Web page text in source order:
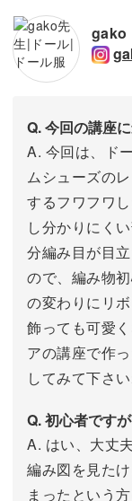
gako
Q. 今回の講座
A. 今回は、ド
ムシューズの
するフワフワ
し分かりにく
分編み目が目
ので、編み物
の変わりにリ
飾っても可愛
アの講座で作
してみて下さい
Q. 初心者です
A. はい、大丈
編み図を見た
まったという